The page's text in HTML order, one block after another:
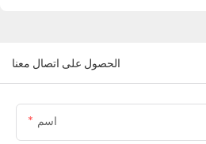
الحصول على اتصال معنا
اسم